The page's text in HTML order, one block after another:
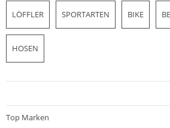
LÖFFLER SPORTARTEN BIKE
HOSEN
Top Marken